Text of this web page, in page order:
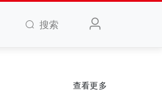
搜索
查看更多